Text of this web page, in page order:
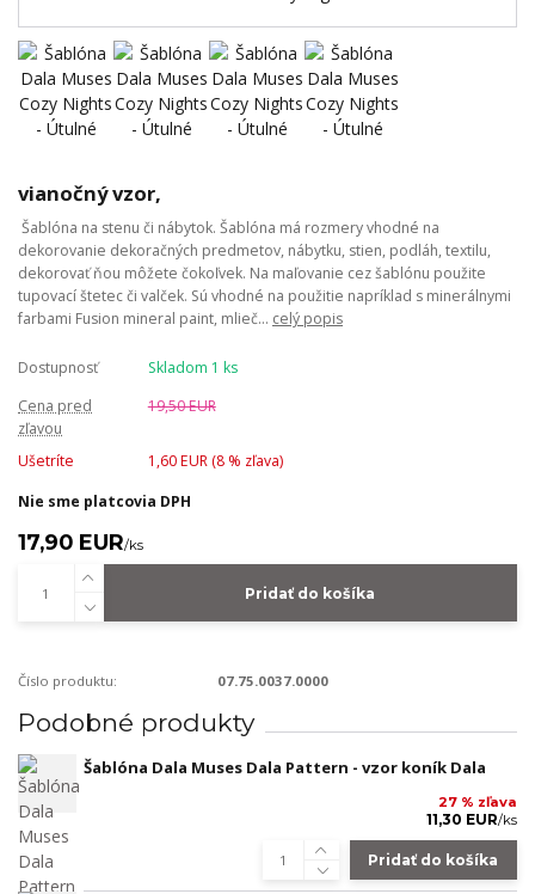
vianočný vzor,
Šablóna na stenu či nábytok. Šablóna má rozmery vhodné na
dekorovanie dekoračných predmetov, nábytku, stien, podláh, textilu,
dekorovať ňou môžete čokoľvek. Na maľovanie cez šablónu použite
tupovací štetec či valček. Sú vhodné na použitie napríklad s minerálnymi
farbami Fusion mineral paint, mlieč... celý popis
Dostupnosť
Skladom 1 ks
Cena pred
zľavou
19,50 EUR
Ušetríte 1,60 EUR (8% zľava)
Nie sme platcovia DPH
17,90 EUR/ks
Pridať do košíka
Číslo produktu: 07.75.0037.0000
Podobné produkty
Šablóna Dala Muses Dala Pattern - vzor koník Dala
27 % zľava
11,30 EUR/ks
Pridať do košíka